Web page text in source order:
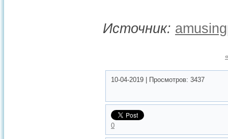
Источник:
10-04-2019 Просмотров: 3437
0